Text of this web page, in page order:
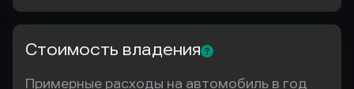
Стоимость владения
Примерные расходы на автомобиль в год